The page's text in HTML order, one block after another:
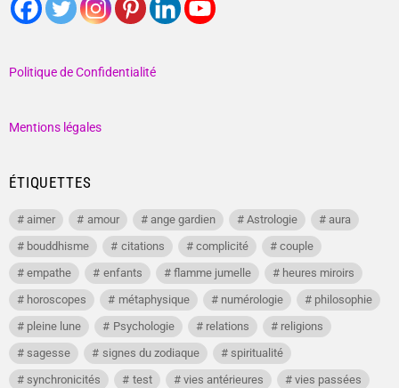
Politique de Confidentialité
Mentions légales
ÉTIQUETTES
aimer amour ange gardien Astrologie
aura
bouddhisme
citations complicité
couple
empathe
enfants flamme jumelle
heures miroirs
horoscopes
métaphysique numérologie
philosophie
pleine lune
Psychologie relations
religions
sagesse
signes du zodiaque
spiritualité
synchronicités
test vies antérieures
vies passées